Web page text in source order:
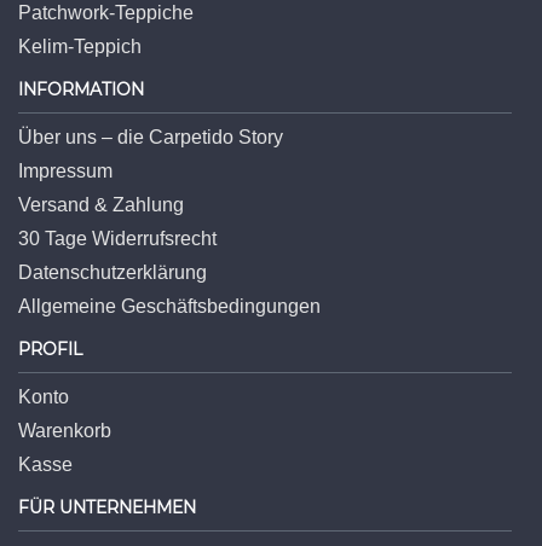
Patchwork-Teppiche
Kelim-Teppich
INFORMATION
Über uns – die Carpetido Story
Impressum
Versand & Zahlung
30 Tage Widerrufsrecht
Datenschutzerklärung
Allgemeine Geschäftsbedingungen
PROFIL
Konto
Warenkorb
Kasse
FÜR UNTERNEHMEN